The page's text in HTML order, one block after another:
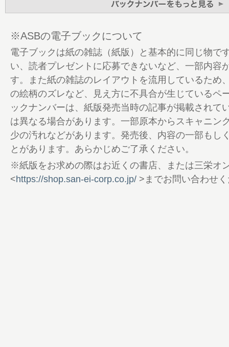
110 GO OUT JAMBOREE 2024 告知
113 GO OUT CAMP 冬 Report〈PART 1〉
117 GOOUT CAMP DOSHI 2024 告知
118 GO OUT CAMP 冬 Report〈PART 2〉
120 GO OUTの通販
128 GO OUT Livin’
132 GO OUTの家
133 Information ＆ Present
134 別冊GO OUT 告知
135 Shop List
136 釣り部
138 GO OUT GARAGE 冬キャンプな、愛
CAMP 冬 2023
※ASBの電子ブックについて
電子ブックは紙の雑誌（紙版）と基本的に同じ物で
い、読者プレゼントに応募できないなど、一部内容
す。また紙の雑誌のレイアウトを流用しているため
の絵柄のズレなど、見え方に不具合が生じているペ
ックナンバーは、紙版発売当時の記事が掲載されて
は異なる場合があります。一部原本からスキャニン
少の汚れなどがあります。発売後、内容の一部もし
とがあります。あらかじめご了承ください。
※紙版をお求めの際はお近くの書店、または三栄オ
<https://shop.san-ei-corp.co.jp/ >までお問い合わせ